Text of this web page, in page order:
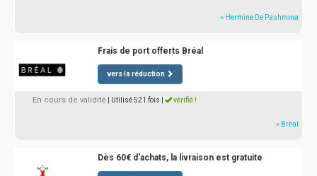
» Hermine De Pashmina
Frais de port offerts Bréal
vers la réduction
En cours de validité | Utilisé 521 fois vérifié !
» Bréal
Dès 60€ d'achats, la livraison est gratuite